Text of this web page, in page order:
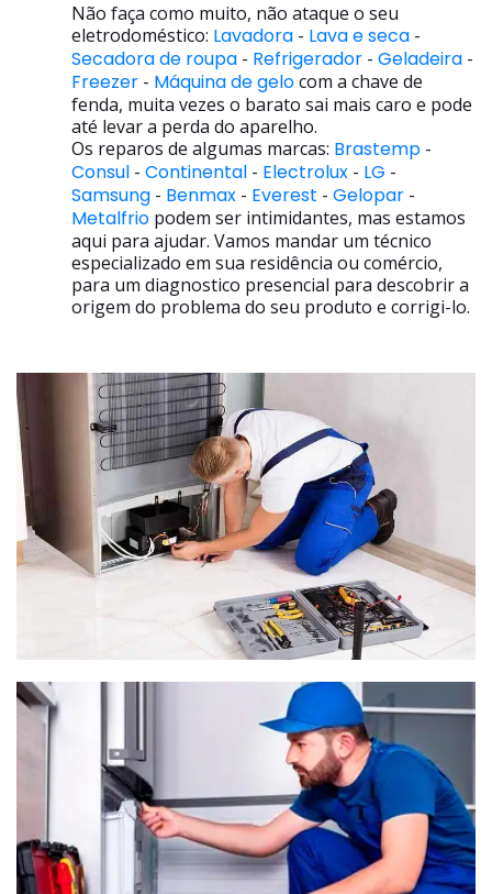
Não faça como muito, não ataque o seu
eletrodoméstico: Lavadora - Lava e seca -
Secadora de roupa - Refrigerador - Geladeira -
Freezer - Máquina de gelocom a chave de
fenda, muita vezes o barato sai mais caro e pode
até levar a perda do aparelho.
Os reparos de algumas marcas: Brastemp -
Consul - Continental - Electrolux - LG -
Samsung - Benmax - Everest - Gelopar -
Metalfrio podem ser intimidantes, mas estamos
aqui para ajudar. Vamos mandar um técnico
especializado em sua residência ou comércio,
para um diagnostico presencial para descobrir a
origem do problema do seu produto e corrigi-lo.